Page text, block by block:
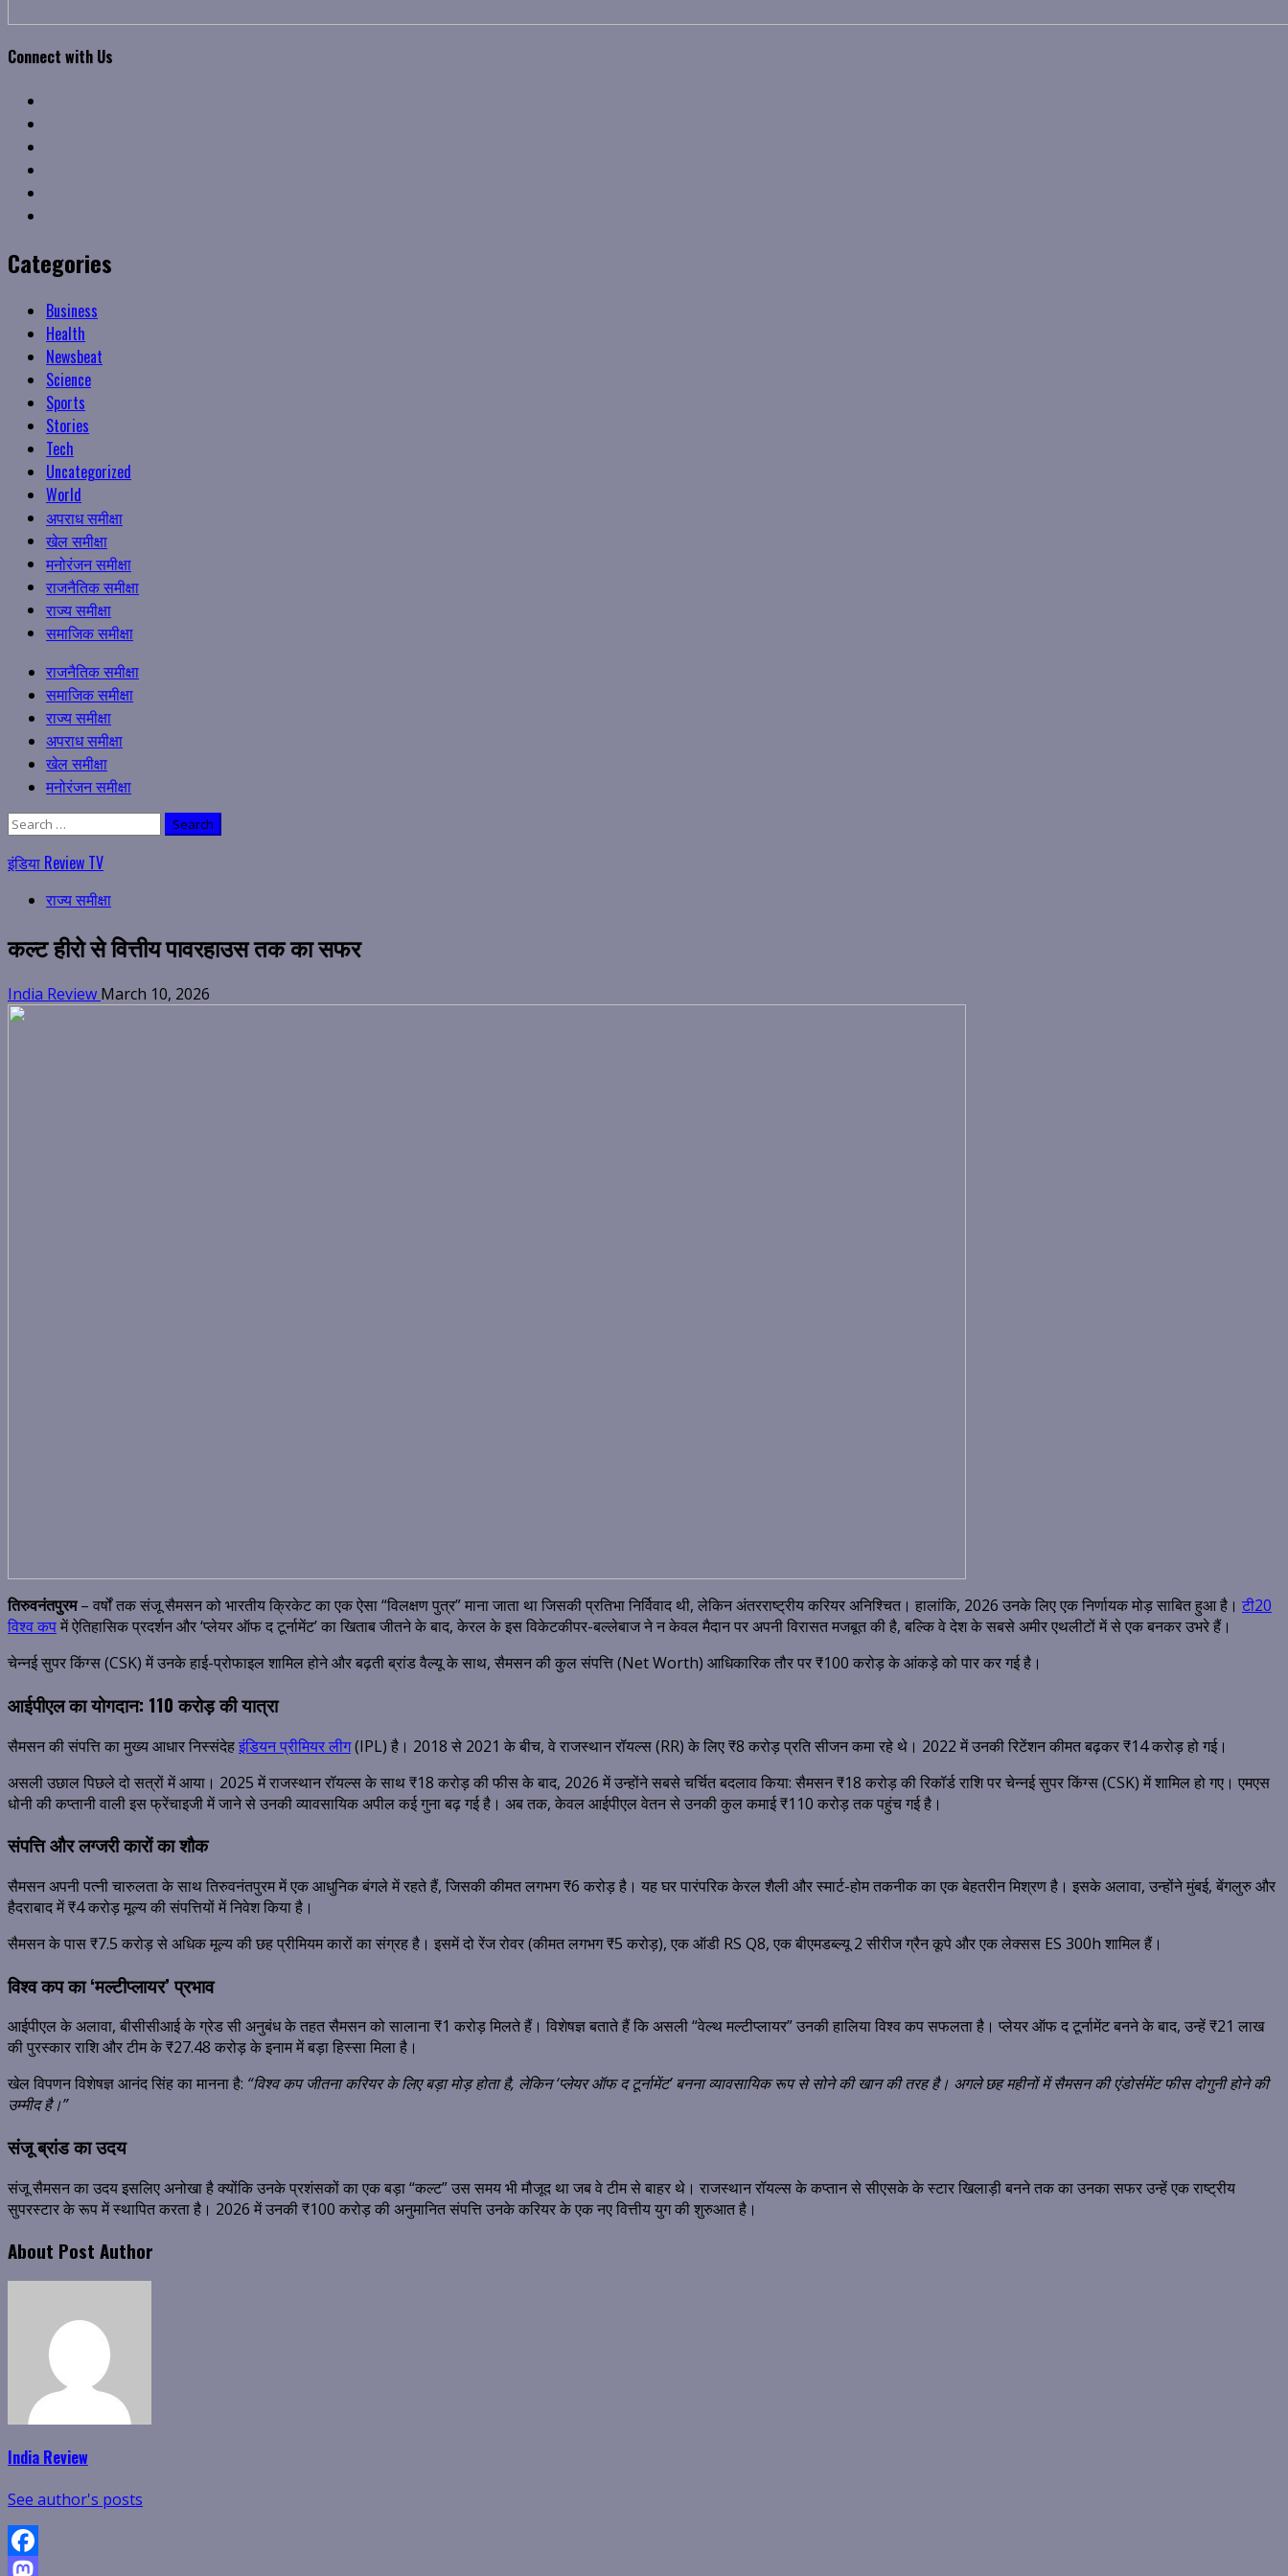
Connect with Us
Categories
Business
Health
Newsbeat
Science
Sports
Stories
Tech
Uncategorized
World
अपराध समीक्षा
खेल समीक्षा
मनोरंजन समीक्षा
राजनैतिक समीक्षा
राज्य समीक्षा
समाजिक समीक्षा
Primary
Menu
राजनैतिक समीक्षा
समाजिक समीक्षा
राज्य समीक्षा
अपराध समीक्षा
खेल समीक्षा
मनोरंजन समीक्षा
Search
इंडिया Review TV
राज्य समीक्षा
कल्ट हीरो से वित्तीय पावरहाउस तक का सफर
India Review March 10, 2026
तिरुवनंतपुरम– वर्षों तक संजू सैमसन को भारतीय क्रिकेट का एक ऐसा “विलक्षण पुत्र” माना जाता था जिसकी प्रतिभा निर्विवाद थी, लेकिन अंतरराष्ट्रीय करियर अनिश्चित। हालांकि, 2026 उनके लिए एक निर्णायक मोड़ साबित हुआ है। टी20
विश्व कपमें ऐतिहासिक प्रदर्शन और ‘प्लेयर ऑफ द टूर्नामेंट’ का खिताब जीतने के बाद, केरल के इस विकेटकीपर-बल्लेबाज ने न केवल मैदान पर अपनी विरासत मजबूत की है, बल्कि वे देश के सबसे अमीर एथलीटों में से एक बनकर उभरे हैं।
चेन्नई सुपर किंग्स (CSK) में उनके हाई-प्रोफाइल शामिल होने और बढ़ती ब्रांड वैल्यू के साथ, सैमसन की कुल संपत्ति (Net Worth) आधिकारिक तौर पर ₹100 करोड़ के आंकड़े को पार कर गई है।
आईपीएल का योगदान: ₹110 करोड़ की यात्रा
सैमसन की संपत्ति का मुख्य आधार निस्संदेहइंडियन प्रीमियर लीग(IPL) है। 2018 से 2021 के बीच, वे राजस्थान रॉयल्स (RR) के लिए ₹8 करोड़ प्रति सीजन कमा रहे थे। 2022 में उनकी रिटेंशन कीमत बढ़कर ₹14 करोड़ हो गई।
असली उछाल पिछले दो सत्रों में आया। 2025 में राजस्थान रॉयल्स के साथ ₹18 करोड़ की फीस के बाद, 2026 में उन्होंने सबसे चर्चित बदलाव किया: सैमसन ₹18 करोड़ की रिकॉर्ड राशि पर चेन्नई सुपर किंग्स (CSK) में शामिल हो गए। एमएस
धोनी की कप्तानी वाली इस फ्रेंचाइजी में जाने से उनकी व्यावसायिक अपील कई गुना बढ़ गई है। अब तक, केवल आईपीएल वेतन से उनकी कुल कमाई ₹110 करोड़ तक पहुंच गई है।
संपत्ति और लग्जरी कारों का शौक
सैमसन अपनी पत्नी चारुलता के साथ तिरुवनंतपुरम में एक आधुनिक बंगले में रहते हैं, जिसकी कीमत लगभग ₹6 करोड़ है। यह घर पारंपरिक केरल शैली और स्मार्ट-होम तकनीक का एक बेहतरीन मिश्रण है। इसके अलावा, उन्होंने मुंबई, बेंगलुरु और
हैदराबाद में ₹4 करोड़ मूल्य की संपत्तियों में निवेश किया है।
सैमसन के पास ₹7.5 करोड़ से अधिक मूल्य की छह प्रीमियम कारों का संग्रह है। इसमें दो रेंज रोवर (कीमत लगभग ₹5 करोड़), एक ऑडी RS Q8, एक बीएमडब्ल्यू 2 सीरीज ग्रैन कूपे और एक लेक्सस ES 300h शामिल हैं।
विश्व कप का ‘मल्टीप्लायर’ प्रभाव
आईपीएल के अलावा, बीसीसीआई के ग्रेड सी अनुबंध के तहत सैमसन को सालाना ₹1 करोड़ मिलते हैं। विशेषज्ञ बताते हैं कि असली “वेल्थ मल्टीप्लायर” उनकी हालिया विश्व कप सफलता है। प्लेयर ऑफ द टूर्नामेंट बनने के बाद, उन्हें ₹21 लाख
की पुरस्कार राशि और टीम के ₹27.48 करोड़ के इनाम में बड़ा हिस्सा मिला है।
खेल विपणन विशेषज्ञ आनंद सिंह का मानना है: “विश्व कप जीतना करियर के लिए बड़ा मोड़ होता है, लेकिन ‘प्लेयर ऑफ द टूर्नामेंट’ बनना व्यावसायिक रूप से सोने की खान की तरह है। अगले छह महीनों में सैमसन की एंडोर्समेंट फीस दोगुनी होने की
उम्मीद है।”
संजू ब्रांड का उदय
संजू सैमसन का उदय इसलिए अनोखा है क्योंकि उनके प्रशंसकों का एक बड़ा “कल्ट” उस समय भी मौजूद था जब वे टीम से बाहर थे। राजस्थान रॉयल्स के कप्तान से सीएसके के स्टार खिलाड़ी बनने तक का उनका सफर उन्हें एक राष्ट्रीय
सुपरस्टार के रूप में स्थापित करता है। 2026 में उनकी ₹100 करोड़ की अनुमानित संपत्ति उनके करियर के एक नए वित्तीय युग की शुरुआत है।
About Post Author
India Review
See author's posts
Facebook